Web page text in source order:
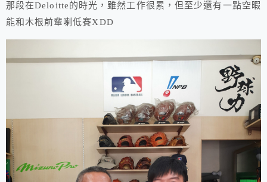
那段在Deloitte的時光，雖然工作很累，但至少還有一點空暇
能和木根前輩喇低賽XDD